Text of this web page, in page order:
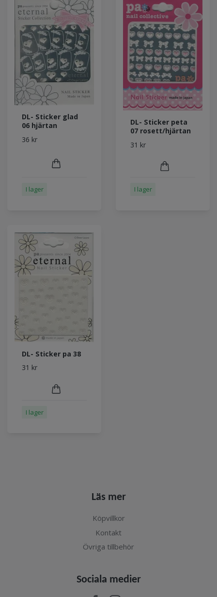
DL- Sticker glad
06 hjärtan
36 kr
I lager
DL- Sticker peta
07 rosett/hjärtan
31 kr
I lager
DL- Sticker pa 38
31 kr
I lager
Läs mer
Köpvillkor
Kontakt
Övriga tillbehör
Sociala medier